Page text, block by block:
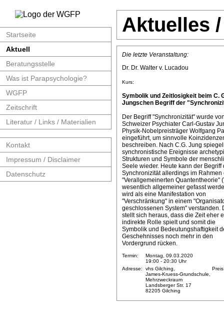
Startseite
Aktuell
Beratungsstelle
Was ist Parapsychologie?
WGFP
Zeitschrift
Literatur / Links / Materialien
Kontakt
Impressum / Disclaimer
Datenschutz
Aktuelles
Die letzte Veranstaltung:
Dr. Dr. Walter v. Lucadou
Kurs:
Symbolik und Zeitlosigkeit beim C.
Jungschen Begriff der
Der Begriff "Synchronizität" wurde
Schweizer Psychiater Carl-Gustav
Physik-Nobelpreisträger Wolfgang
eingeführt, um sinnvolle
beschreiben. Nach C.G. Jung
synchronistische Ereignisse
Strukturen und Symbole der
Seele wieder. Heute kann der Begriff
Synchronizität allerdings im Rahmen
"Verallgemeinerten Quantentheorie"
wesentlich allgemeiner gefasst
wird als eine Manifestation von
"Verschränkung" in einem
geschlossenen System" verstanden.
stellt sich heraus, dass die Zeit eher
indirekte Rolle spielt und somit die
Symbolik und Bedeutungshaftigkeit
Geschehnisses noch mehr in den
Vordergrund rücken.
Termin:
Montag, 09.03.2020
19:00 - 20:30 Uhr
Adresse:
vhs Gilching,
James-Kruess-Grundschule,
Mehrzweckraum
Landsberger Str. 17
82205 Gilching